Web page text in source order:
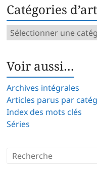
Catégories
Catégories
Voir aussi…
Archives intégrales
Articles parus par
Index des mots clés
Séries